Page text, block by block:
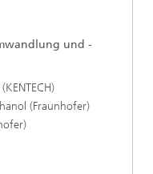
und -
(Fraunhofer)